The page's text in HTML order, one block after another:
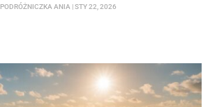
PODRÓŻNICZKA ANIA |STY 22, 2026